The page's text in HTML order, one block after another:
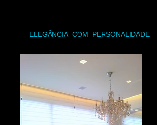
ELEGÂNCIA COM PERSONALIDADE